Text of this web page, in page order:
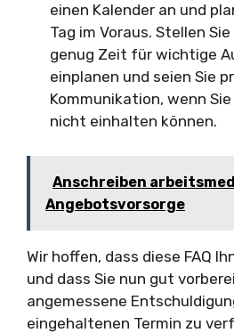
einen Kalender an und
Tag im Voraus. Stellen
genug Zeit für wichtige
einplanen und seien Sie
Kommunikation, wenn
nicht einhalten können.
Anschreiben
Angebotsvorsorge
Wir hoffen, dass diese FAQ
und dass Sie nun gut
angemessene
eingehaltenen Termin zu